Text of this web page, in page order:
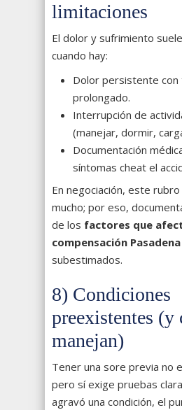
limitaciones
El dolor y sufrimiento
cuando hay:
Dolor persistente
prolongado.
Interrupción de
(manejar, dormir,
Documentación
síntomas cheat el
En negociación, este
mucho; por eso,
de los factores que
compensación Pasadena
subestimados.
8) Condiciones
preexistentes (y
manejan)
Tener una sore previa no
pero sí exige pruebas
agravó una condición, el